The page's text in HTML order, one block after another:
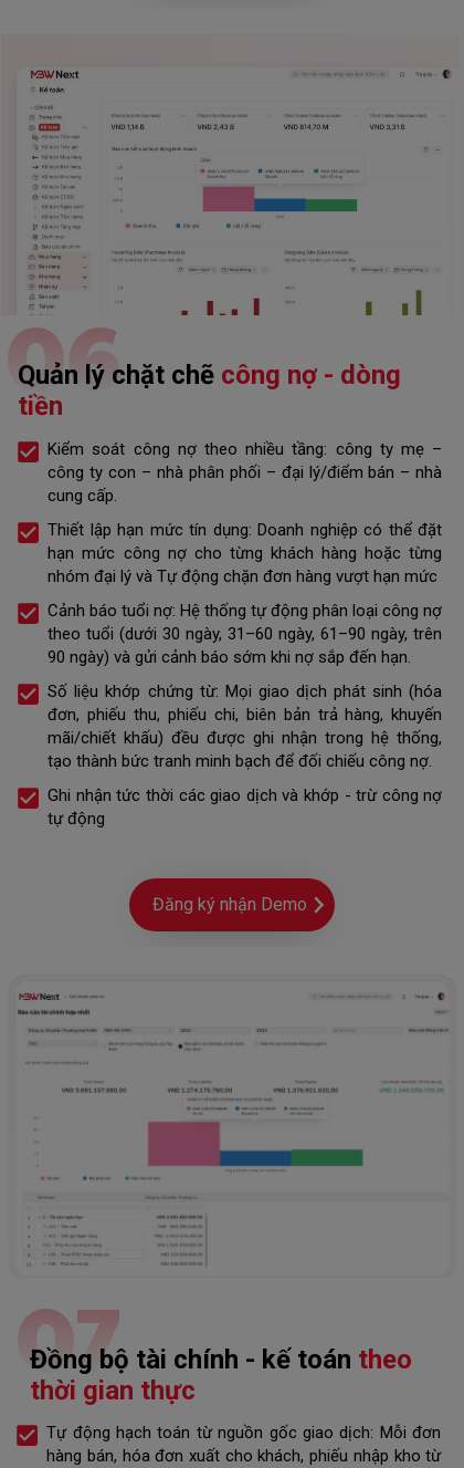
06
Quản lý chặt chẽ công nợ - dòng
tiền
Kiểm soát công nợ theo nhiều tầng: công ty mẹ –
công ty con – nhà phân phối – đại lý/điểm bán – nhà
cung cấp.
Thiết lập hạn mức tín dụng: Doanh nghiệp có thể đặt
hạn mức công nợ cho từng khách hàng hoặc từng
nhóm đại lý và Tự động chặn đơn hàng vượt hạn mức
Cảnh báo tuổi nợ: Hệ thống tự động phân loại công nợ
theo tuổi (dưới 30 ngày, 31–60 ngày, 61–90 ngày, trên
90 ngày) và gửi cảnh báo sớm khi nợ sắp đến hạn.
Số liệu khớp chứng từ: Mọi giao dịch phát sinh (hóa
đơn, phiếu thu, phiếu chi, biên bản trả hàng, khuyến
mãi/chiết khấu) đều được ghi nhận trong hệ thống,
tạo thành bức tranh minh bạch để đối chiếu công nợ.
Ghi nhận tức thời các giao dịch và khớp - trừ công nợ
tự động
Đăng ký nhận Demo
07
Đồng bộ tài chính - kế toán theo
thời gian thực
Tự động hạch toán từ nguồn gốc giao dịch: Mỗi đơn
hàng bán, hóa đơn xuất cho khách, phiếu nhập kho từ